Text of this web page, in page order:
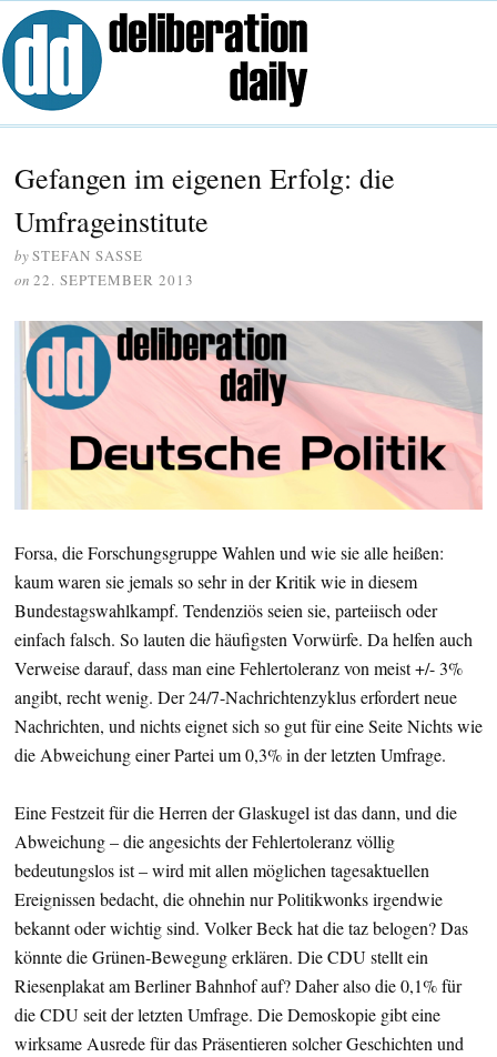
Gefangen im eigenen Erfolg: die
Umfrageinstitute
bySTEFAN SASSE
on 22. SEPTEMBER 2013
Forsa, die Forschungsgruppe Wahlen und wie sie alle heißen:
kaum waren sie jemals so sehr in der Kritik wie in diesem
Bundestagswahlkampf. Tendenziös seien sie, parteiisch oder
einfach falsch. So lauten die häufigsten Vorwürfe. Da helfen auch
Verweise darauf, dass man eine Fehlertoleranz von meist +/- 3%
angibt, recht wenig. Der 24/7-Nachrichtenzyklus erfordert neue
Nachrichten, und nichts eignet sich so gut für eine Seite Nichts wie
die Abweichung einer Partei um 0,3% in der letzten Umfrage.
Eine Festzeit für die Herren der Glaskugel ist das dann, und die
Abweichung – die angesichts der Fehlertoleranz völlig
bedeutungslos ist – wird mit allen möglichen tagesaktuellen
Ereignissen bedacht, die ohnehin nur Politikwonks irgendwie
bekannt oder wichtig sind. Volker Beck hat die taz belogen? Das
könnte die Grünen-Bewegung erklären. Die CDU stellt ein
Riesenplakat am Berliner Bahnhof auf? Daher also die 0,1% für
die CDU seit der letzten Umfrage. Die Demoskopie gibt eine
wirksame Ausrede für das Präsentieren solcher Geschichten und